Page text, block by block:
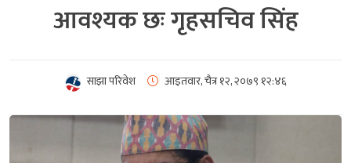
आवश्यक छः गृहसचिव सिंह
साझा परिवेश आइतवार, चैत्र १२, २०७९ १२:४६